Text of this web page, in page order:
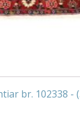
br. 102338 -